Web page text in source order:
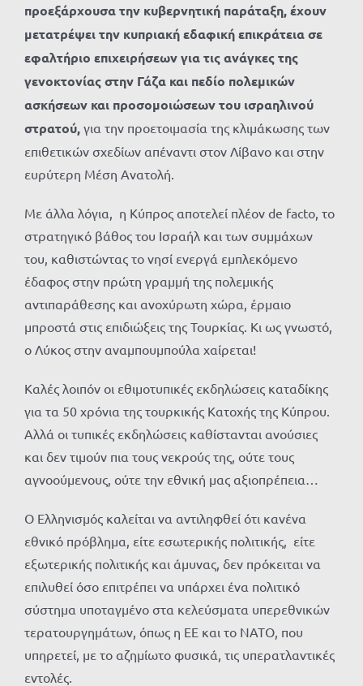
προεξάρχουσα την κυβερνητική παράταξη, έχουν
μετατρέψει την κυπριακή εδαφική επικράτεια σε
εφαλτήριο επιχειρήσεων για τις ανάγκες της
γενοκτονίας στην Γάζα και πεδίο πολεμικών
ασκήσεων και προσομοιώσεων του ισραηλινού
στρατού, για την προετοιμασία της κλιμάκωσης των
επιθετικών σχεδίων απέναντι στον Λίβανο και στην
ευρύτερη Μέση Ανατολή.
Με άλλα λόγια, η Κύπρος αποτελεί πλέον de facto, το
στρατηγικό βάθος του Ισραήλ και των συμμάχων
του, καθιστώντας το νησί ενεργά εμπλεκόμενο
έδαφος στην πρώτη γραμμή της πολεμικής
αντιπαράθεσης και ανοχύρωτη χώρα, έρμαιο
μπροστά στις επιδιώξεις της Τουρκίας. Κι ως γνωστό,
ο Λύκος στην αναμπουμπούλα χαίρεται!
Καλές λοιπόν οι εθιμοτυπικές εκδηλώσεις καταδίκης
για τα 50 χρόνια της τουρκικής Κατοχής της Κύπρου.
Αλλά οι τυπικές εκδηλώσεις καθίστανται ανούσιες
και δεν τιμούν πια τους νεκρούς της, ούτε τους
αγνοούμενους, ούτε την εθνική μας αξιοπρέπεια…
Ο Ελληνισμός καλείται να αντιληφθεί ότι κανένα
εθνικό πρόβλημα, είτε εσωτερικής πολιτικής, είτε
εξωτερικής πολιτικής και άμυνας, δεν πρόκειται να
επιλυθεί όσο επιτρέπει να υπάρχει ένα πολιτικό
σύστημα υποταγμένο στα κελεύσματα υπερεθνικών
τερατουργημάτων, όπως η ΕΕ και το ΝΑΤΟ, που
υπηρετεί, με το αζημίωτο φυσικά, τις υπερατλαντικές
εντολές.